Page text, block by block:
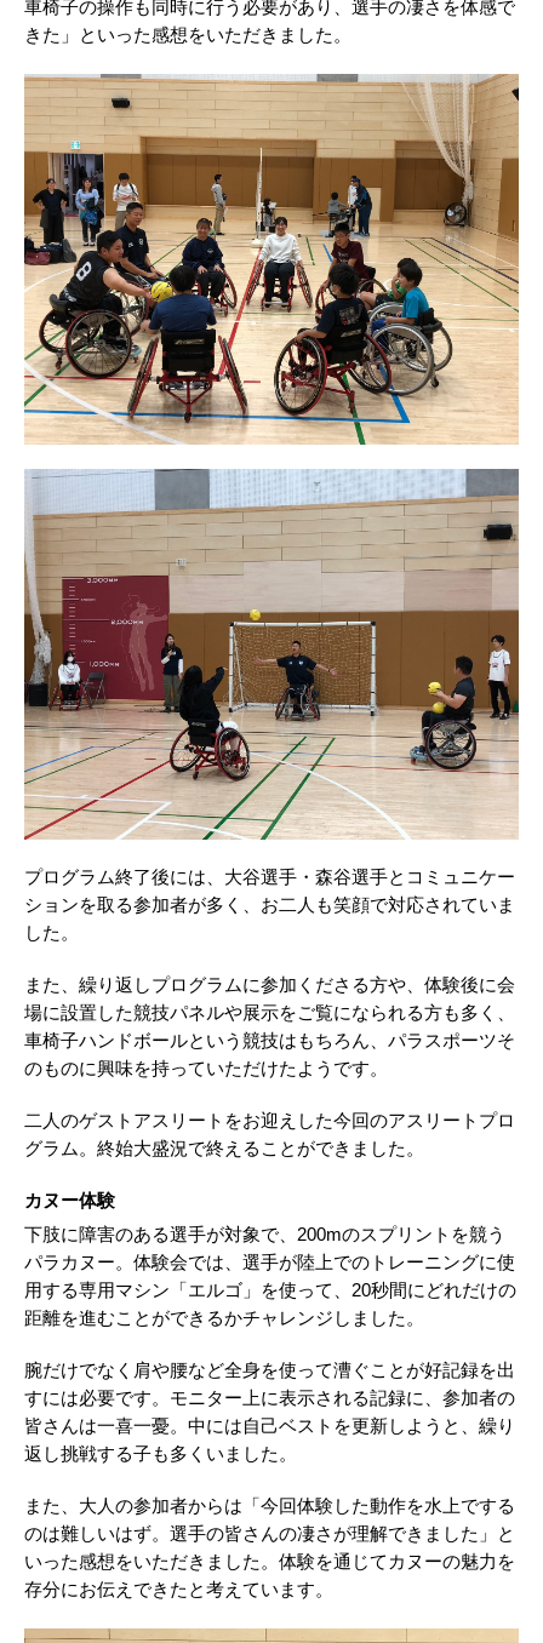
車椅子の操作も同時に行う必要があり、選手の凄さを体感で
きた」といった感想をいただきました。
プログラム終了後には、大谷選手・森谷選手とコミュニケー
ションを取る参加者が多く、お二人も笑顔で対応されていま
した。
また、繰り返しプログラムに参加くださる方や、体験後に会
場に設置した競技パネルや展示をご覧になられる方も多く、
車椅子ハンドボールという競技はもちろん、パラスポーツそ
のものに興味を持っていただけたようです。
二人のゲストアスリートをお迎えした今回のアスリートプロ
グラム。終始大盛況で終えることができました。
カヌー体験
下肢に障害のある選手が対象で、200mのスプリントを競う
パラカヌー。体験会では、選手が陸上でのトレーニングに使
用する専用マシン「エルゴ」を使って、20秒間にどれだけの
距離を進むことができるかチャレンジしました。
腕だけでなく肩や腰など全身を使って漕ぐことが好記録を出
すには必要です。モニター上に表示される記録に、参加者の
皆さんは一喜一憂。中には自己ベストを更新しようと、繰り
返し挑戦する子も多くいました。
また、大人の参加者からは「今回体験した動作を水上でする
のは難しいはず。選手の皆さんの凄さが理解できました」と
いった感想をいただきました。体験を通じてカヌーの魅力を
存分にお伝えできたと考えています。